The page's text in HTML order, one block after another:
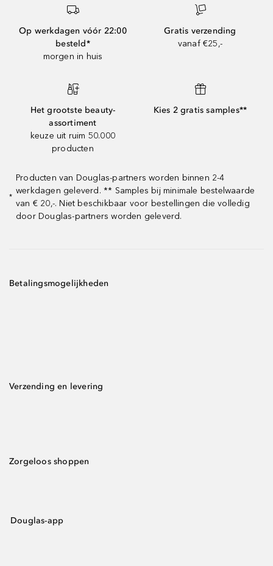
Op werkdagen vóór 22:00
besteld*
morgen in huis
Gratis verzending
vanaf €25,-
Het grootste beauty-
assortiment
keuze uit ruim 50.000
producten
Kies 2 gratis samples**
*
Producten van Douglas-partners worden binnen 2-4
werkdagen geleverd. ** Samples bij minimale bestelwaarde
van € 20,-. Niet beschikbaar voor bestellingen die volledig
door Douglas-partners worden geleverd.
Betalingsmogelijkheden
Verzending en levering
Zorgeloos shoppen
Douglas-app